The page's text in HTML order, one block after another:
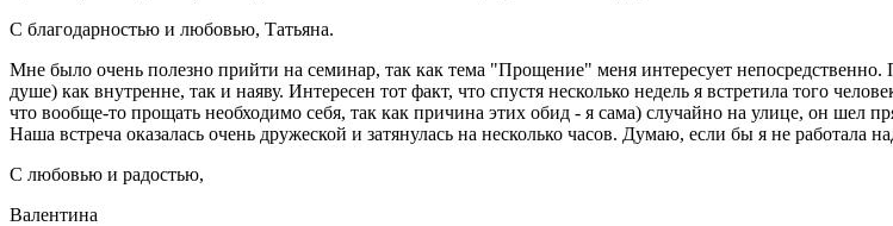
С благодарностью и любовью, Татьяна.
Мне было очень полезно прийти на семинар, так как тема "Прощение" меня интересует
душе) как внутренне, так и наяву. Интересен тот факт, что спустя несколько недель я встретила того
что вообще-то прощать необходимо себя, так как причина этих обид - я сама) случайно на улице, он шел
Наша встреча оказалась очень дружеской и затянулась на несколько часов. Думаю, если бы я не работала
С любовью и радостью,
Валентина